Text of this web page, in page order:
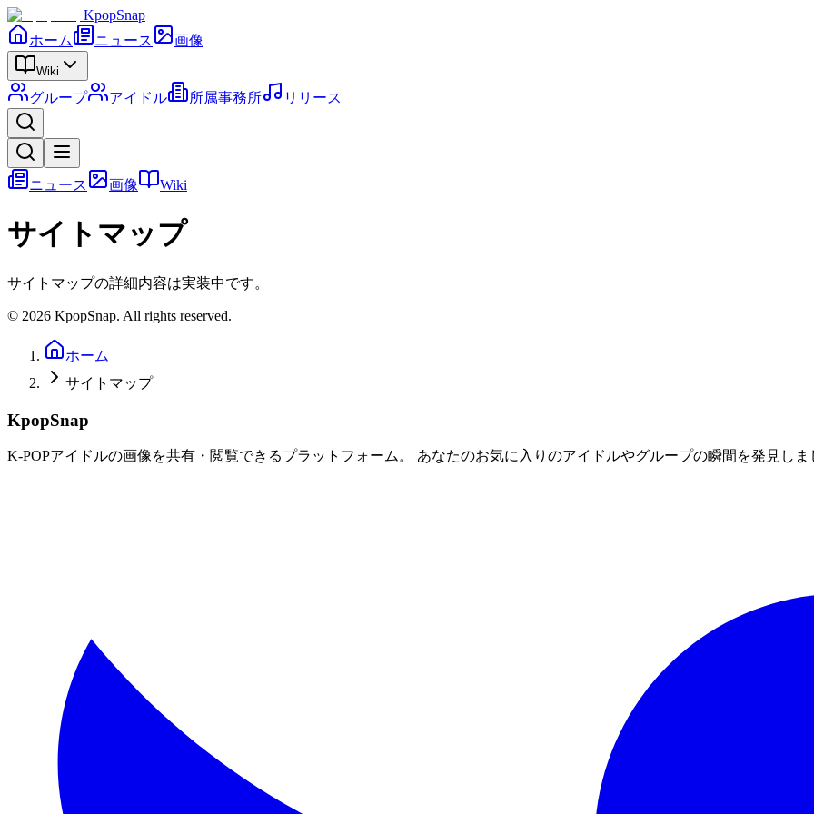
KpopSnap
ホーム
ニュース 画像
Wiki
グループ アイドル 所属事務所 リリース
ニュース 画像 Wiki
サイトマップ
サイトマップの詳細内容は実装中です。
© 2026 KpopSnap. All rights reserved.
ホーム
サイトマップ
KpopSnap
K-POPアイドルの画像を共有・閲覧できるプラットフォーム。 あなたのお気に入りのアイドルやグループの瞬間を発見しま